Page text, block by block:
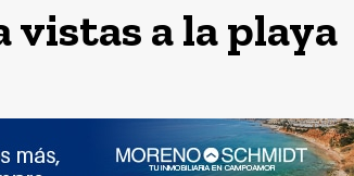
vistas a la playa